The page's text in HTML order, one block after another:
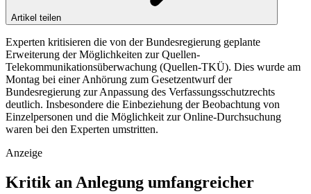
Artikel teilen
Experten kritisieren die von der Bundesregierung geplante
Erweiterung der Möglichkeiten zur Quellen-
Telekommunikationsüberwachung (Quellen-TKÜ). Dies wurde am
Montag bei einer Anhörung zum Gesetzentwurf der
Bundesregierung zur Anpassung des Verfassungsschutzrechts
deutlich. Insbesondere die Einbeziehung der Beobachtung von
Einzelpersonen und die Möglichkeit zur Online-Durchsuchung
waren bei den Experten umstritten.
Anzeige
Kritik an Anlegung umfangreicher